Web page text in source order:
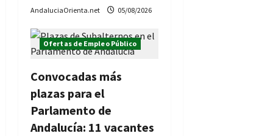
AndaluciaOrienta.net 05/08/2026
Ofertas de Empleo Público
Convocadas más
plazas para el
Parlamento de
Andalucía: 11 vacantes